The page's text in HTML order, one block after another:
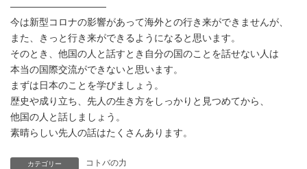
——————————
今は新型コロナの影響があって海外との行き来ができませんが、
また、きっと行き来ができるようになると思います。
そのとき、他国の人と話すとき自分の国のことを話せない人は
本当の国際交流ができないと思います。
まずは日本のことを学びましょう。
歴史や成り立ち、先人の生き方をしっかりと見つめてから、
他国の人と話しましょう。
素晴らしい先人の話はたくさんあります。
カテゴリー コトバの力